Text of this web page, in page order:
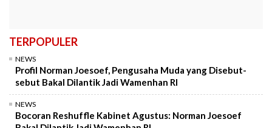
TERPOPULER
NEWS
Profil Norman Joesoef, Pengusaha Muda yang Disebut-
sebut Bakal Dilantik Jadi Wamenhan RI
NEWS
Bocoran Reshuffle Kabinet Agustus: Norman Joesoef